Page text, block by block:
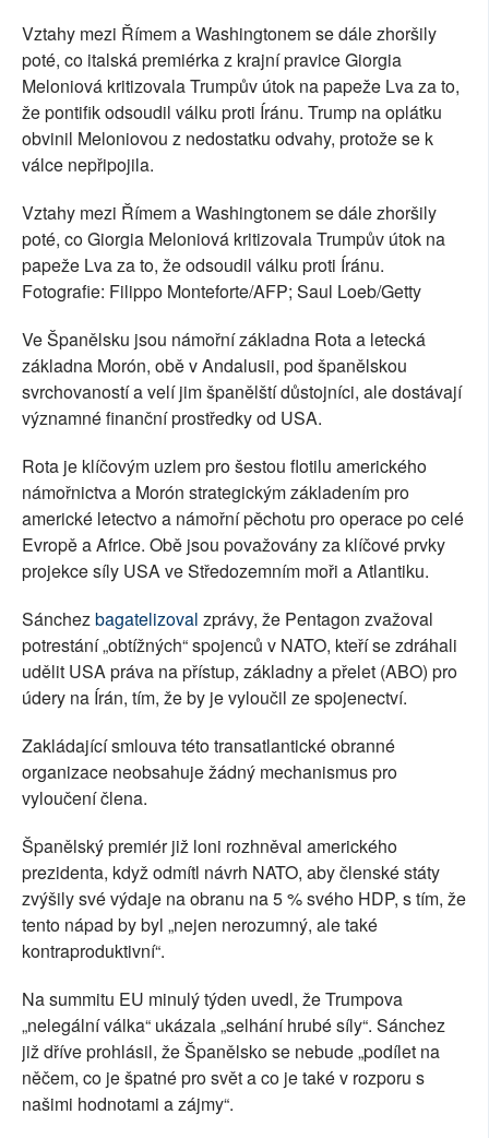
Vztahy mezi Římem a Washingtonem se dále zhoršily
poté, co italská premiérka z krajní pravice Giorgia
Meloniová kritizovala Trumpův útok na papeže Lva za to,
že pontifik odsoudil válku proti Íránu. Trump na oplátku
obvinil Meloniovou z nedostatku odvahy, protože se k
válce nepřipojila.
Vztahy mezi Římem a Washingtonem se dále zhoršily
poté, co Giorgia Meloniová kritizovala Trumpův útok na
papeže Lva za to, že odsoudil válku proti Íránu.
Fotografie: Filippo Monteforte/AFP; Saul Loeb/Getty
Ve Španělsku jsou námořní základna Rota a letecká
základna Morón, obě v Andalusii, pod španělskou
svrchovaností a velí jim španělští důstojníci, ale dostávají
významné finanční prostředky od USA.
Rota je klíčovým uzlem pro šestou flotilu amerického
námořnictva a Morón strategickým základením pro
americké letectvo a námořní pěchotu pro operace po celé
Evropě a Africe. Obě jsou považovány za klíčové prvky
projekce síly USA ve Středozemním moři a Atlantiku.
Sánchezbagatelizoval zprávy, že Pentagon zvažoval
potrestání „obtížných“ spojenců v NATO, kteří se zdráhali
udělit USA práva na přístup, základny a přelet (ABO) pro
údery na Írán, tím, že by je vyloučil ze spojenectví.
Zakládající smlouva této transatlantické obranné
organizace neobsahuje žádný mechanismus pro
vyloučení člena.
Španělský premiér již loni rozhněval amerického
prezidenta, když odmítl návrh NATO, aby členské státy
zvýšily své výdaje na obranu na 5 % svého HDP, s tím, že
tento nápad by byl „nejen nerozumný, ale také
kontraproduktivní“.
Na summitu EU minulý týden uvedl, že Trumpova
„nelegální válka“ ukázala „selhání hrubé síly“. Sánchez
již dříve prohlásil, že Španělsko se nebude „podílet na
něčem, co je špatné pro svět a co je také v rozporu s
našimi hodnotami a zájmy“.